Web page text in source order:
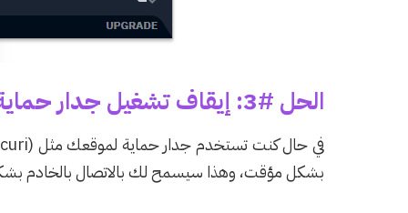
الحل #3: إيقاف تشغيل جدار حماية موقع الويب
بشكل مؤقت، وهذا سيسمح لك بالاتصال بالخادم